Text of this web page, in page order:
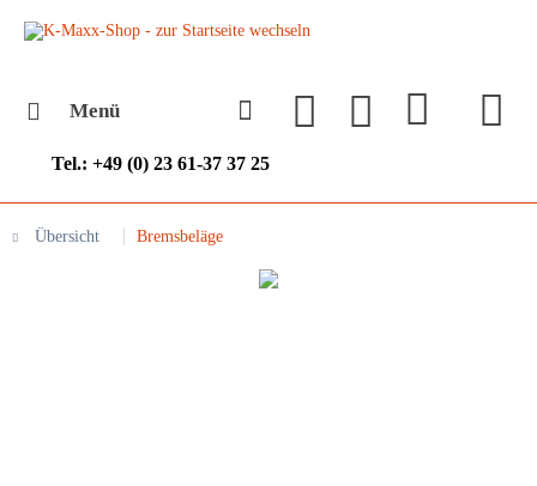
Tel.: +49 (0) 23 61-37 37 25
Menü
Übersicht Bremsbeläge